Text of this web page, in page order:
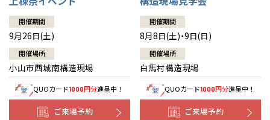
開催期間
9月26日(土)
開催場所
小山市西城南構造現場
QUOカード1000円分進呈中！
ご来場予約
開催期間
8月8日(土)・9日(日)
開催場所
白馬村構造現場
QUOカード1000円分進呈中！
ご来場予約